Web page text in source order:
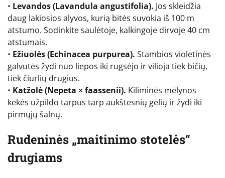
• Levandos (Lavandula angustifolia). Jos skleidžia
daug lakiosios alyvos, kurią bitės suvokia iš 100 m
atstumo. Sodinkite saulėtoje, kalkingoje dirvoje 40 cm
atstumais.
• Ežiuolės (Echinacea purpurea). Stambios violetinės
galvutės žydi nuo liepos iki rugsėjo ir vilioja tiek bičių,
tiek čiurlių drugius.
• Katžolė (Nepeta × faassenii). Kiliminės mėlynos
kekės užpildo tarpus tarp aukštesnių gėlių ir žydi iki
pirmųjų šalnų.
Rudeninės „maitinimo stotelės“
drugiams